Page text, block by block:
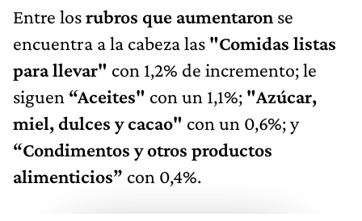
Entre losrubros que aumentaron se
encuentra a la cabeza las "Comidas listas
para llevar" con 1,2% de incremento; le
siguen “Aceites" con un 1,1%; "Azúcar,
miel, dulces y cacao" con un 0,6%; y
“Condimentos y otros productos
alimenticios” con 0,4%.